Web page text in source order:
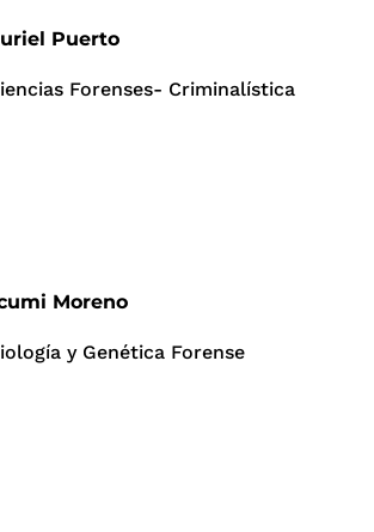
Puerto
Forenses- Criminalística
Moreno
y Genética Forense